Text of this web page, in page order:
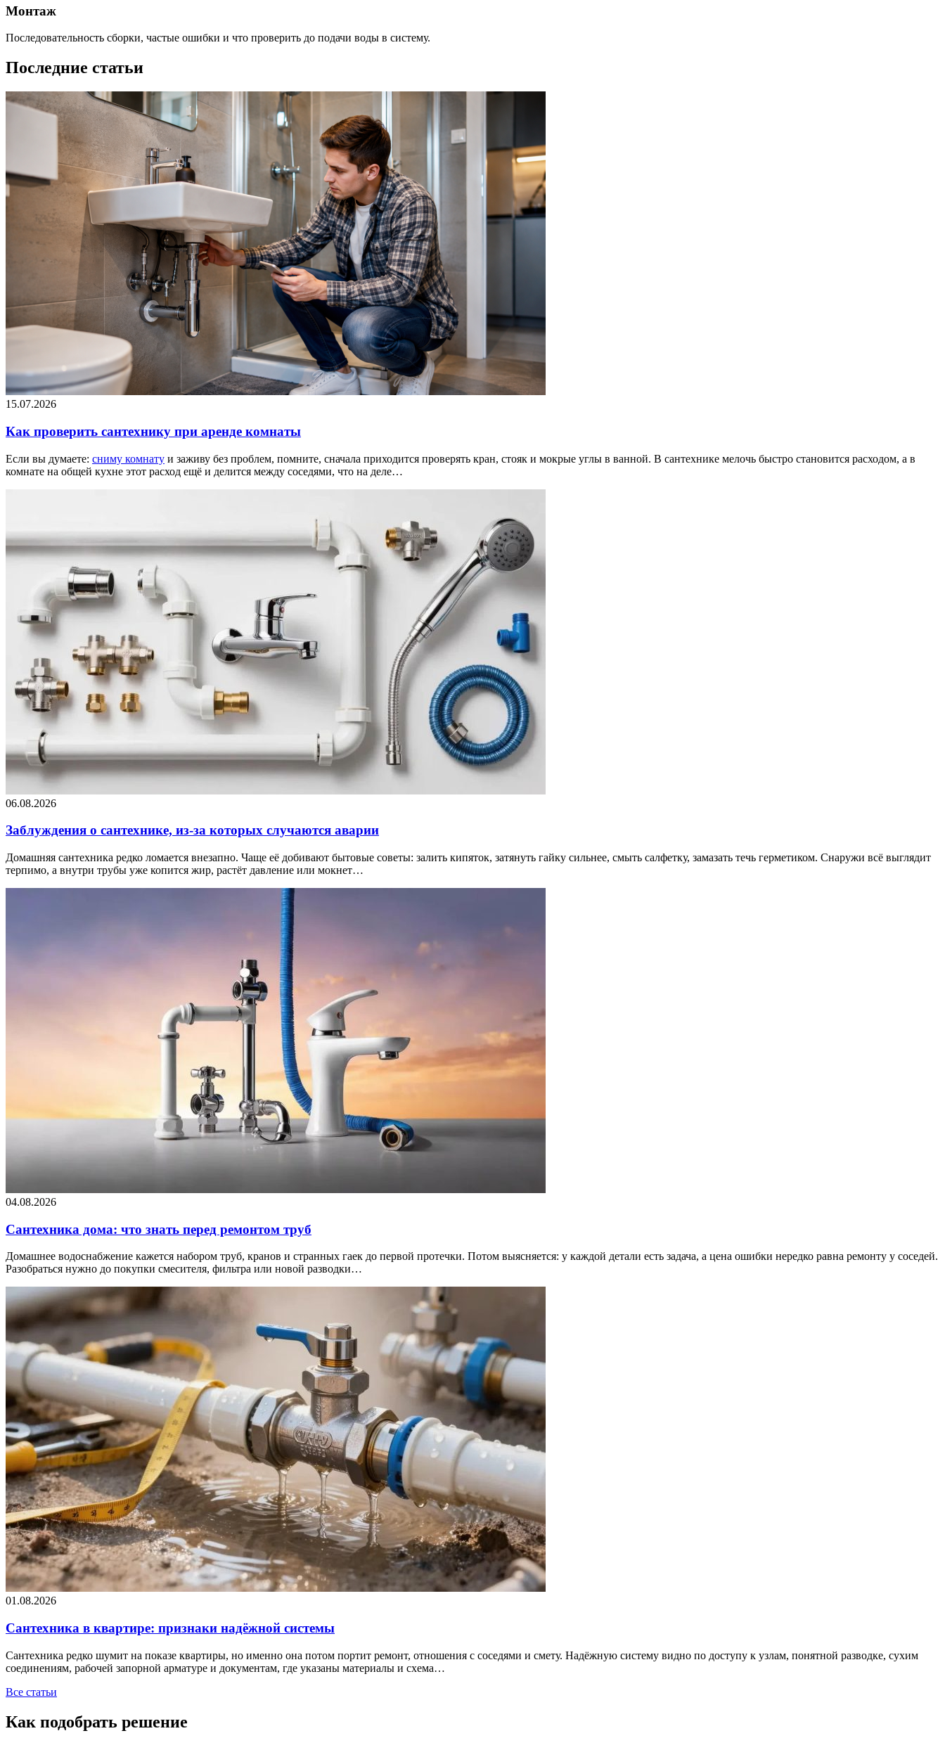
Монтаж
Последовательность сборки, частые ошибки и что проверить до подачи воды в систему.
Последние статьи
15.07.2026
Как проверить сантехнику при аренде комнаты
Если вы думаете: сниму комнату и заживу без проблем, помните, сначала приходится проверять кран, стояк и мокрые углы в ванной. В сантехнике мелочь быстро становится расходом, а в
комнате на общей кухне этот расход ещё и делится между соседями, что на деле…
06.08.2026
Заблуждения о сантехнике, из-за которых случаются аварии
Домашняя сантехника редко ломается внезапно. Чаще её добивают бытовые советы: залить кипяток, затянуть гайку сильнее, смыть салфетку, замазать течь герметиком. Снаружи всё выглядит
терпимо, а внутри трубы уже копится жир, растёт давление или мокнет…
04.08.2026
Сантехника дома: что знать перед ремонтом труб
Домашнее водоснабжение кажется набором труб, кранов и странных гаек до первой протечки. Потом выясняется: у каждой детали есть задача, а цена ошибки нередко равна ремонту у соседей.
Разобраться нужно до покупки смесителя, фильтра или новой разводки…
01.08.2026
Сантехника в квартире: признаки надёжной системы
Сантехника редко шумит на показе квартиры, но именно она потом портит ремонт, отношения с соседями и смету. Надёжную систему видно по доступу к узлам, понятной разводке, сухим
соединениям, рабочей запорной арматуре и документам, где указаны материалы и схема…
Все статьи
Как подобрать решение